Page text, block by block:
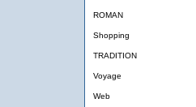
ROMAN
Shopping
TRADITION
Voyage
Web